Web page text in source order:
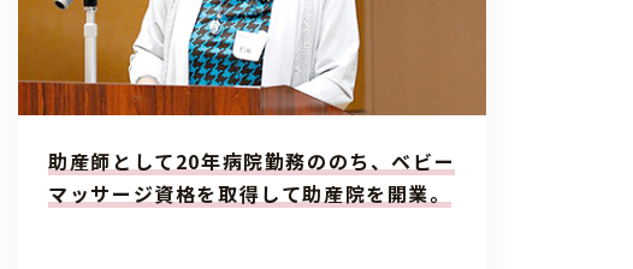
助産師として20年病院勤務ののち、ベビー
マッサージ資格を取得して助産院を開業。